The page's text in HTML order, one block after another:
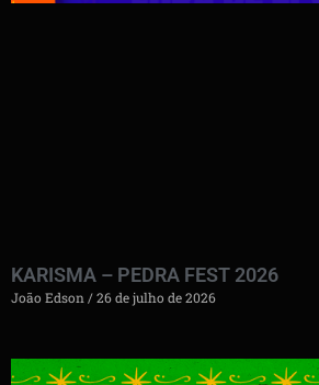
KARISMA – PEDRA FEST 2026
João Edson 26 de julho de 2026